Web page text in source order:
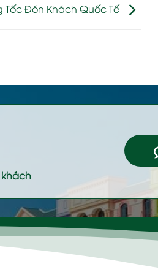
Tốc Đón Khách Quốc Tế